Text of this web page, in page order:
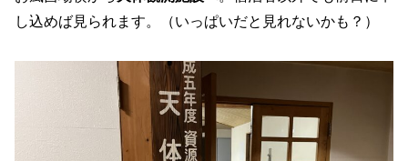
し込めば見られます。（いっぱいだと見れないかも？）